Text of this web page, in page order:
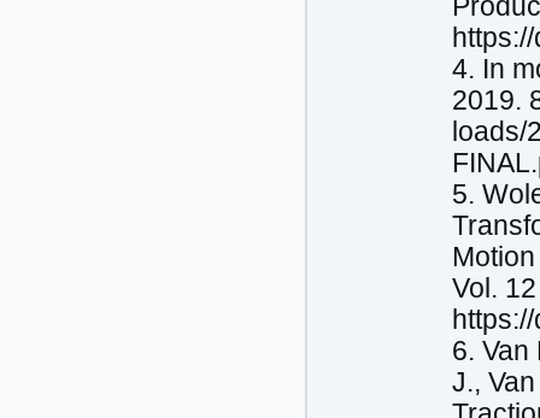
4. In
2019.
loads/
5.
Vol.
6. Van
J.,